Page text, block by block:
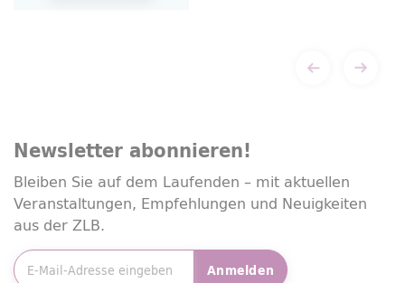
Newsletter abonnieren!
Bleiben Sie auf dem Laufenden – mit aktuellen
Veranstaltungen, Empfehlungen und Neuigkeiten
aus der ZLB.
Anmelden